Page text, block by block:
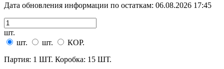
Дата обновления информации по остаткам: 06.08.2026 17:45
шт.
шт.
шт.
КОР.
Партия: 1 ШТ. Коробка: 15 ШТ.